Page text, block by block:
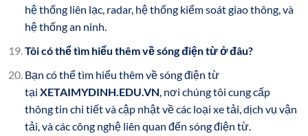
hệ thống liên lạc, radar, hệ thống kiểm soát giao thông, và
hệ thống an ninh.
Tôi có thể tìm hiểu thêm về sóng điện từ ở đâu?
Bạn có thể tìm hiểu thêm về sóng điện từ
tại XETAIMYDINH.EDU.VN , nơi chúng tôi cung cấp
thông tin chi tiết và cập nhật về các loại xe tải, dịch vụ vận
tải, và các công nghệ liên quan đến sóng điện từ.